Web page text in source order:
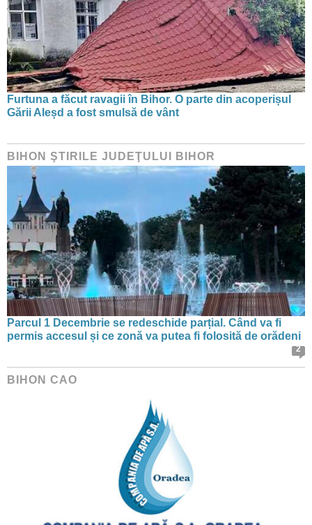
Furtuna a făcut ravagii în Bihor. O parte din acoperișul
Gării Aleșd a fost smulsă de vânt
BIHON ŞTIRILE JUDEŢULUI BIHOR
Parcul 1 Decembrie se redeschide parțial. Când va fi
permis accesul și ce zonă va putea fi folosită de orădeni
2
BIHON CAO